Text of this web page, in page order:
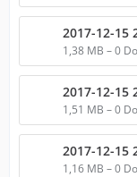
2017-12-15
1,38 MB – 0
2017-12-15
1,51 MB – 0
2017-12-15
1,16 MB – 0